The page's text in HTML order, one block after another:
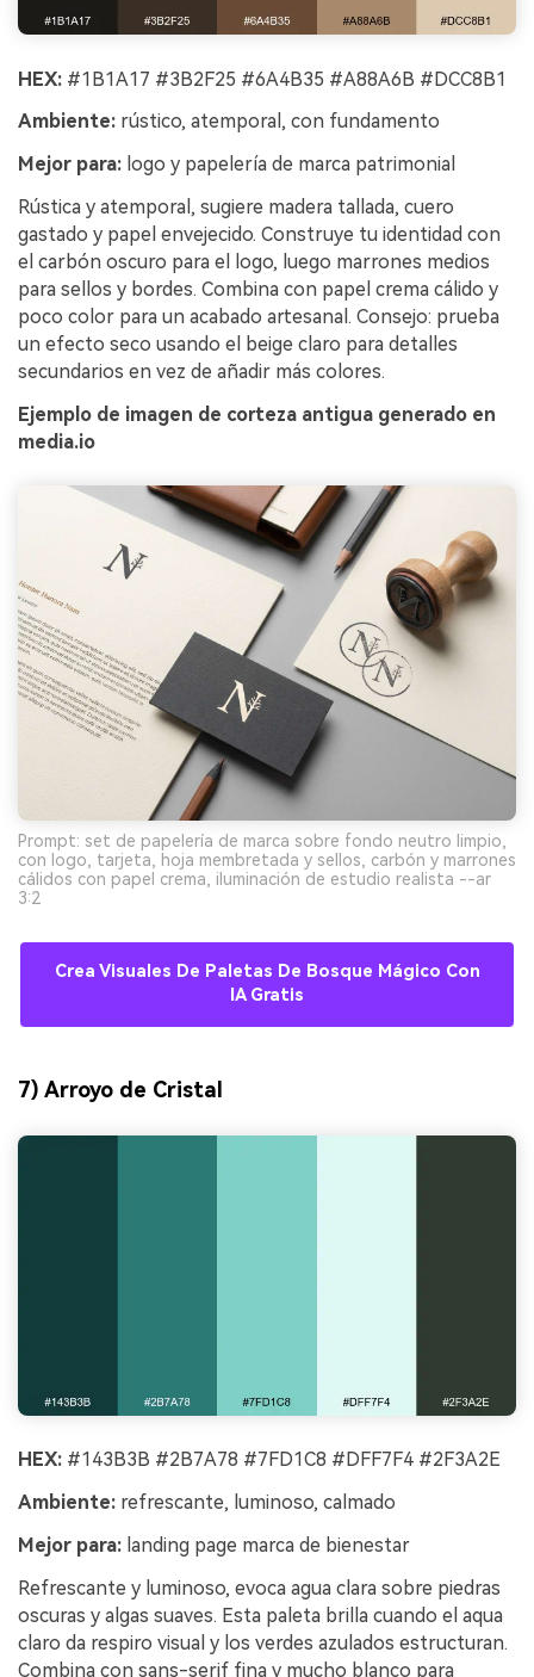
HEX: #1B1A17 #3B2F25 #6A4B35 #A88A6B #DCC8B1
Ambiente: rústico, atemporal, con fundamento
Mejor para: logo y papelería de marca patrimonial
Rústica y atemporal, sugiere madera tallada, cuero
gastado y papel envejecido. Construye tu identidad con
el carbón oscuro para el logo, luego marrones medios
para sellos y bordes. Combina con papel crema cálido y
poco color para un acabado artesanal. Consejo: prueba
un efecto seco usando el beige claro para detalles
secundarios en vez de añadir más colores.
Ejemplo de imagen de corteza antigua generado en
media.io
Prompt: set de papelería de marca sobre fondo neutro limpio,
con logo, tarjeta, hoja membretada y sellos, carbón y marrones
cálidos con papel crema, iluminación de estudio realista --ar
3:2
Crea Visuales De Paletas De Bosque Mágico Con
IA Gratis
7) Arroyo de Cristal
HEX: #143B3B #2B7A78 #7FD1C8 #DFF7F4 #2F3A2E
Ambiente: refrescante, luminoso, calmado
Mejor para: landing page marca de bienestar
Refrescante y luminoso, evoca agua clara sobre piedras
oscuras y algas suaves. Esta paleta brilla cuando el aqua
claro da respiro visual y los verdes azulados estructuran.
Combina con sans-serif fina y mucho blanco para